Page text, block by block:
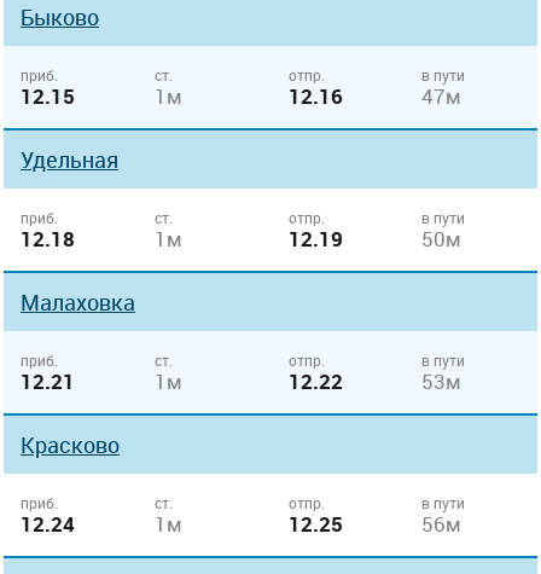
Быково
приб.
12.15
ст.
1м
отпр.
12.16
в пути
47м
Удельная
приб.
12.18
ст.
1м
отпр.
12.19
в пути
50м
Малаховка
приб.
12.21
ст.
1м
отпр.
12.22
в пути
53м
Красково
приб.
12.24
ст.
1м
отпр.
12.25
в пути
56м